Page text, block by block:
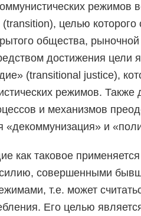
режимов
целью которого
общества,
достижения цели
(transitional justice),
режимов. Также
и механизмов
«декоммунизация» и
как таковое
совершенными
т.е. может
Его целью